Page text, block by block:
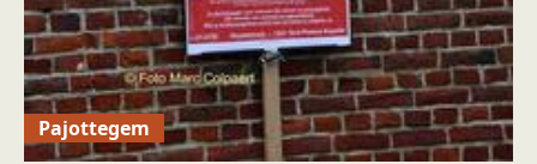
Pajottegem